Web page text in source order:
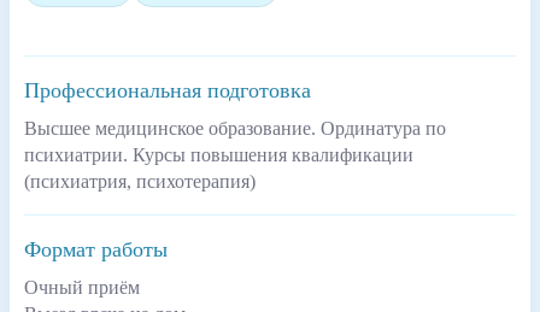
Профессиональная подготовка
Высшее медицинское образование. Ординатура по
психиатрии. Курсы повышения квалификации
(психиатрия, психотерапия)
Формат работы
Очный приём